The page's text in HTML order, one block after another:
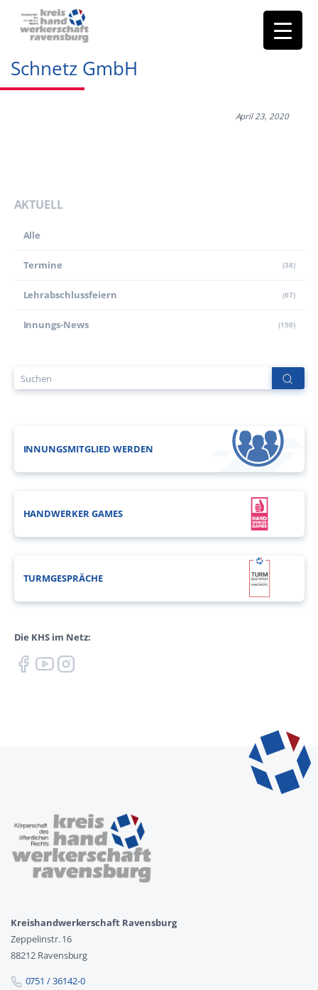
Schnetz GmbH
April 23, 2020
AKTUELL
Alle
Termine (38)
Lehr­abschluss­feiern (67)
Innungs-News (150)
INNUNGSMITGLIED WERDEN
HANDWERKER GAMES
TURMGESPRÄCHE
Die KHS im Netz:
Kreishandwerkerschaft Ravensburg
Zeppelinstr. 16
88212 Ravensburg
0751 / 36142-0